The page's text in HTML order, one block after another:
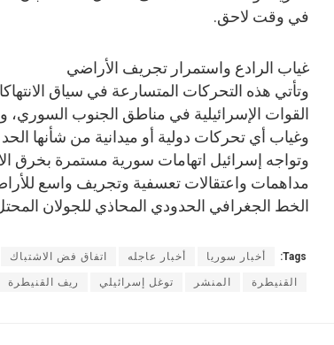
في وقت لاحق.
غياب الرادع واستمرار تجريف الأراضي
وتأتي هذه التحركات المتسارعة في سياق
القوات الإسرائيلية في مناطق الجنوب
وغياب أي تحركات دولية أو ميدانية من شأنها
وتواجه إسرائيل اتهامات سورية مستمرة بخرق
مداهمات واعتقالات تعسفية وتجريف واسع
الخط الجغرافي الحدودي المحاذي للجولان
Tags: أخبار سوريا أخبار عاجله اتفاق فض الاشتباك
القنيطرة المنشر توغل إسرائيلي ريف القنيطرة